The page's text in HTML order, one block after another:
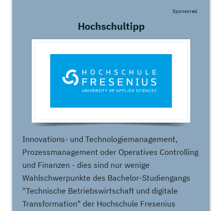
Hochschultipp
Sponsored
Innovations- und Technologiemanagement,
Prozessmanagement oder Operatives Controlling
und Finanzen - dies sind nur wenige
Wahlschwerpunkte des Bachelor-Studiengangs
"Technische Betriebswirtschaft und digitale
Transformation" der Hochschule Fresenius